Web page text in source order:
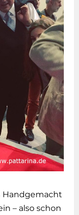
Handgemacht
– also schon